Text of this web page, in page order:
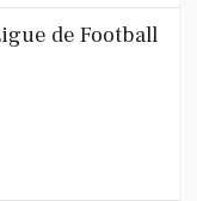
de Football